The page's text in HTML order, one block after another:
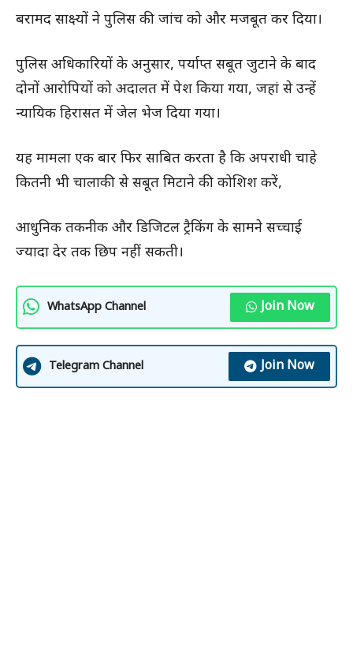
बरामद साक्ष्यों ने पुलिस की जांच को और मजबूत कर दिया।
पुलिस अधिकारियों के अनुसार, पर्याप्त सबूत जुटाने के बाद
दोनों आरोपियों को अदालत में पेश किया गया, जहां से उन्हें
न्यायिक हिरासत में जेल भेज दिया गया।
यह मामला एक बार फिर साबित करता है कि अपराधी चाहे
कितनी भी चालाकी से सबूत मिटाने की कोशिश करें,
आधुनिक तकनीक और डिजिटल ट्रैकिंग के सामने सच्चाई
ज्यादा देर तक छिप नहीं सकती।
WhatsApp Channel Join Now
Telegram Channel Join Now